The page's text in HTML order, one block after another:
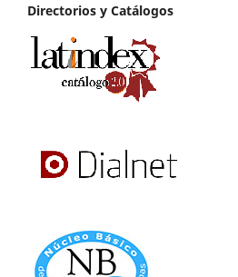
Directorios y Catálogos